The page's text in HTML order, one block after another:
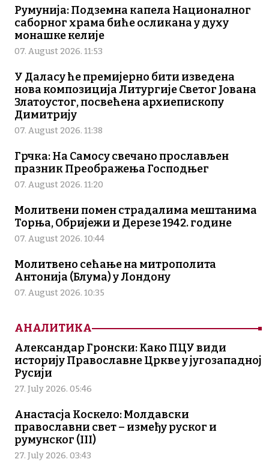
Румунија: Подземна капела Националног
саборног храма биће осликана у духу
монашке келије
07. August 2026. 11:53
У Даласу ће премијерно бити изведена
нова композиција Литургије Светог Јована
Златоустог, посвећена архиепископу
Димитрију
07. August 2026. 11:38
Грчка: На Самосу свечано прослављен
празник Преображења Господњег
07. August 2026. 11:20
Молитвени помен страдалима мештанима
Торња, Обријежи и Дерезе 1942. године
07. August 2026. 10:44
Молитвено сећање на митрополита
Антонија (Блума) у Лондону
07. August 2026. 10:35
АНАЛИТИКА
Александар Гронски: Како ПЦУ види
историју Православне Цркве у југозападној
Русији
27. July 2026. 05:46
Анастасја Коскело: Молдавски
православни свет – између руског и
румунског (III)
27. July 2026. 03:43